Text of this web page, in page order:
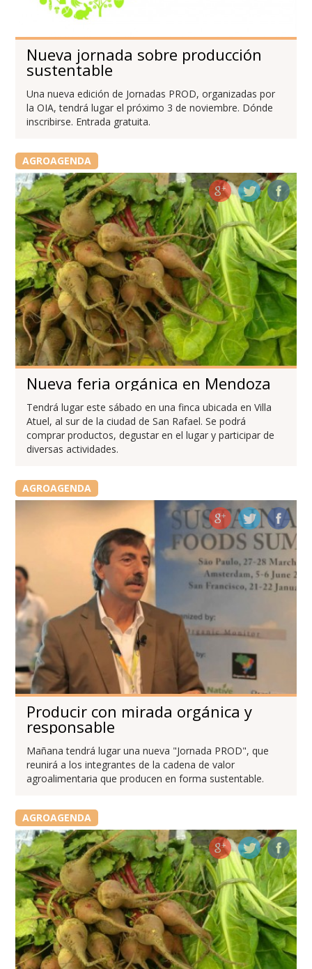
Nueva jornada sobre producción
sustentable
Una nueva edición de Jornadas PROD, organizadas por
la OIA, tendrá lugar el próximo 3 de noviembre. Dónde
inscribirse. Entrada gratuita.
AGROAGENDA
Nueva feria orgánica en Mendoza
Tendrá lugar este sábado en una finca ubicada en Villa
Atuel, al sur de la ciudad de San Rafael. Se podrá
comprar productos, degustar en el lugar y participar de
diversas actividades.
AGROAGENDA
Producir con mirada orgánica y
responsable
Mañana tendrá lugar una nueva "Jornada PROD", que
reunirá a los integrantes de la cadena de valor
agroalimentaria que producen en forma sustentable.
AGROAGENDA